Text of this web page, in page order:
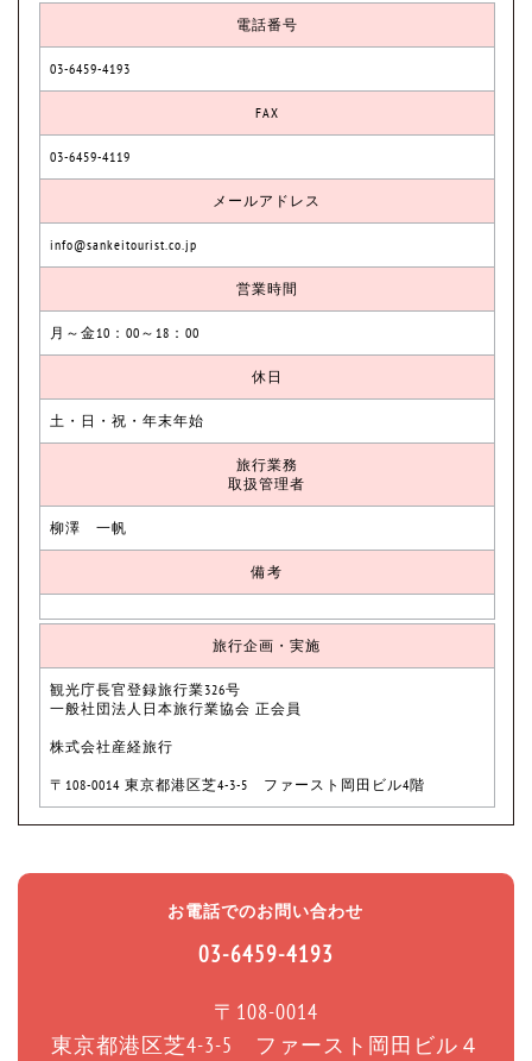
電話番号
03-6459-4193
FAX
03-6459-4119
メールアドレス
info@sankeitourist.co.jp
営業時間
月～金10：00～18：00
休日
土・日・祝・年末年始
旅行業務
取扱管理者
柳澤 一帆
備考
旅行企画・実施
観光庁長官登録旅行業326号
一般社団法人日本旅行業協会 正会員
株式会社産経旅行
〒108-0014 東京都港区芝4-3-5 ファースト岡田ビル4階
お電話でのお問い合わせ
03-6459-4193
〒108-0014
東京都港区芝4-3-5 ファースト岡田ビル４